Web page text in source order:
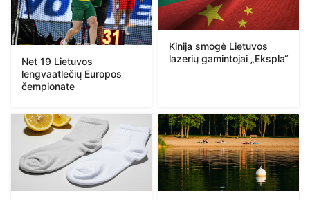
Net 19 Lietuvos
lengvaatlečių Europos
čempionate
Kinija smogė Lietuvos
lazerių gamintojai „Ekspla“